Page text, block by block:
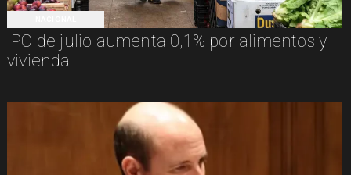
IPC de julio aumenta 0,1% por alimentos y
vivienda